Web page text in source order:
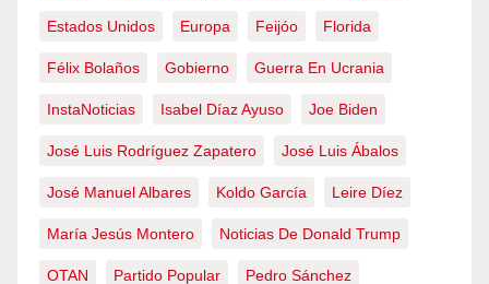
Estados Unidos Europa Feijóo Florida
Félix Bolaños Gobierno Guerra En Ucrania
InstaNoticias Isabel Díaz Ayuso Joe Biden
José Luis Rodríguez Zapatero José Luis Ábalos
José Manuel Albares Koldo García Leire Díez
María Jesús Montero Noticias De Donald Trump
OTAN Partido Popular Pedro Sánchez